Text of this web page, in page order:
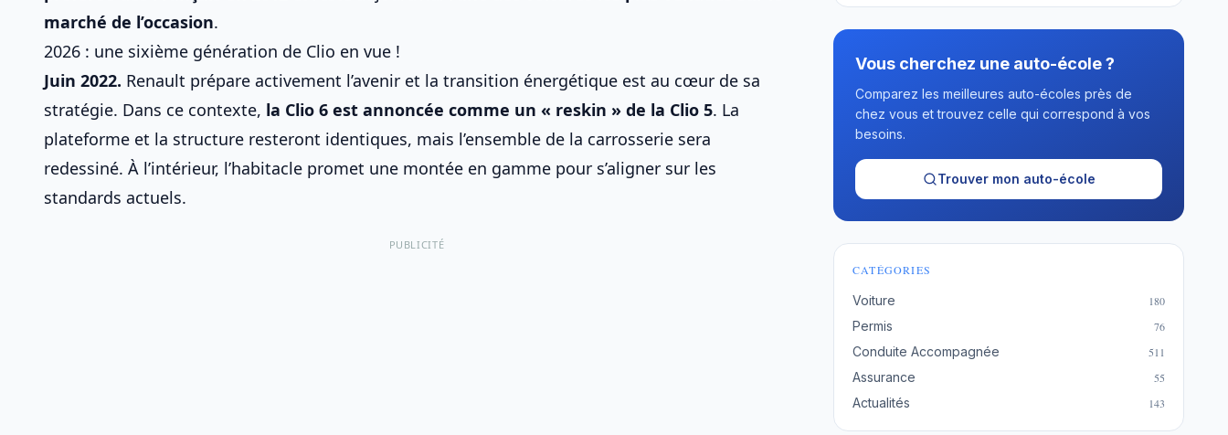
marché de l’occasion.
2026 : une sixième génération de Clio en vue !
Juin 2022. Renault prépare activement l’avenir et la transition énergétique est au cœur de sa
stratégie. Dans ce contexte, la Clio 6 est annoncée comme un « reskin » de la Clio 5. La
plateforme et la structure resteront identiques, mais l’ensemble de la carrosserie sera
redessiné. À l’intérieur, l’habitacle promet une montée en gamme pour s’aligner sur les
standards actuels.
PUBLICITÉ
Vous cherchez une auto-école ?
Comparez les meilleures auto-écoles près de
chez vous et trouvez celle qui correspond à vos
besoins.
Trouver mon auto-école
CATÉGORIES
Voiture 180
Permis 76
Conduite Accompagnée 511
Assurance 55
Actualités 143